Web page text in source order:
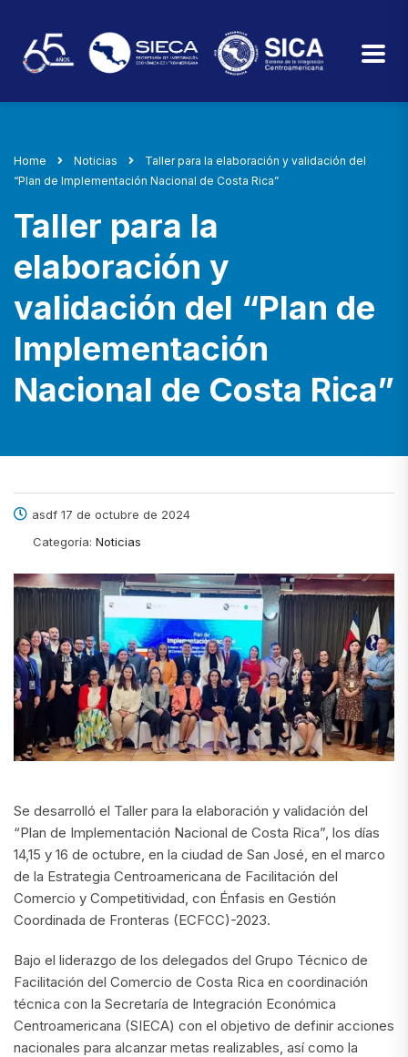
Home Noticias
Taller para la elaboración y validación del
“Plan de Implementación Nacional de Costa Rica”
Taller para la
elaboración y
validación del “Plan de
Implementación
Nacional de Costa Rica”
asdf 17 de octubre de 2024
Categoría: Noticias
Se desarrolló el Taller para la elaboración y validación del
“Plan de Implementación Nacional de Costa Rica”, los días
14,15 y 16 de octubre, en la ciudad de San José, en el marco
de la Estrategia Centroamericana de Facilitación del
Comercio y Competitividad, con Énfasis en Gestión
Coordinada de Fronteras (ECFCC)-2023.
Bajo el liderazgo de los delegados del Grupo Técnico de
Facilitación del Comercio de Costa Rica en coordinación
técnica con la Secretaría de Integración Económica
Centroamericana (SIECA) con el objetivo de definir acciones
nacionales para alcanzar metas realizables, así como la